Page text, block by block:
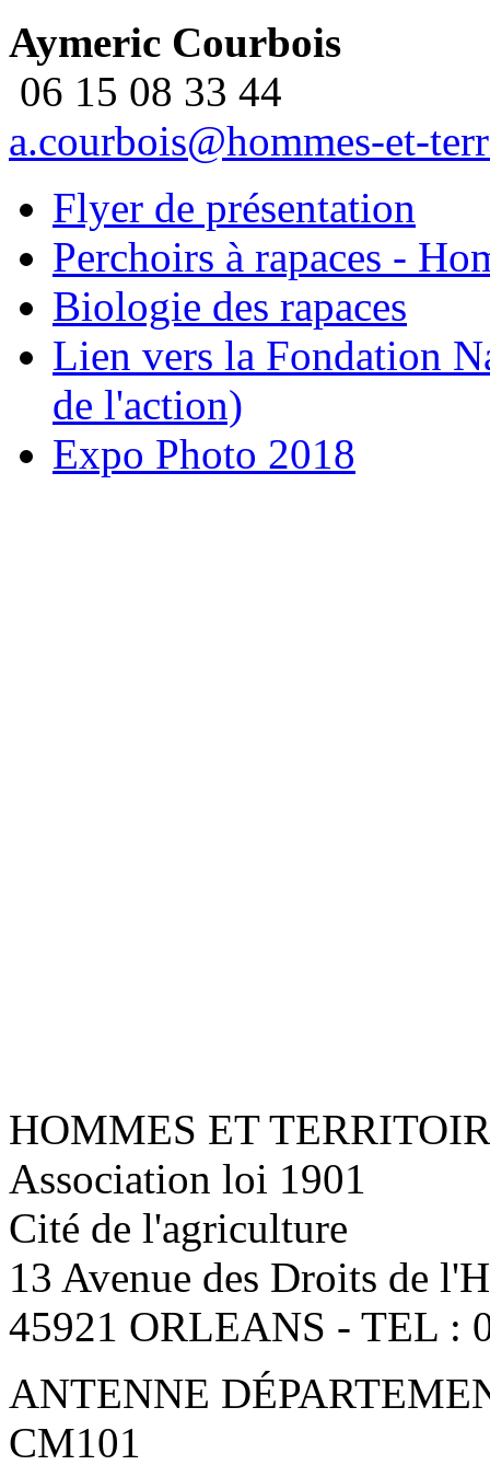
Aymeric Courbois
06 15 08 33 44
a.courbois@hommes-et-
Flyer de présentation
Perchoirs à rapaces -
Biologie des rapaces
Lien vers la Fondation
de l'action)
Expo Photo 2018
HOMMES ET
Association loi 1901
Cité de l'agriculture
13 Avenue des Droits de
45921 ORLEANS - TEL :
ANTENNE
CM101